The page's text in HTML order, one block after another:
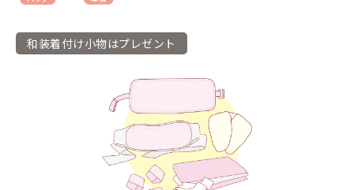
和装着付け小物はプレゼント